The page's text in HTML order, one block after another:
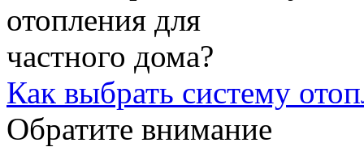
Как выбрать систему
Обратите внимание